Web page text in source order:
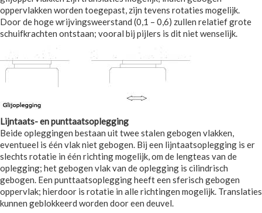
oppervlakken worden toegepast, zijn tevens rotaties mogelijk.
Door de hoge wrijvingsweerstand (0,1 – 0,6) zullen relatief grote
schuifkrachten ontstaan; vooral bij pijlers is dit niet wenselijk.
Lijntaats- en punttaatsoplegging
Beide opleggingen bestaan uit twee stalen gebogen vlakken,
eventueel is één vlak niet gebogen. Bij een lijntaatsoplegging is er
slechts rotatie in één richting mogelijk, om de lengteas van de
oplegging; het gebogen vlak van de oplegging is cilindrisch
gebogen. Een punttaatsoplegging heeft een sferisch gebogen
oppervlak; hierdoor is rotatie in alle richtingen mogelijk. Translaties
kunnen geblokkeerd worden door een deuvel.